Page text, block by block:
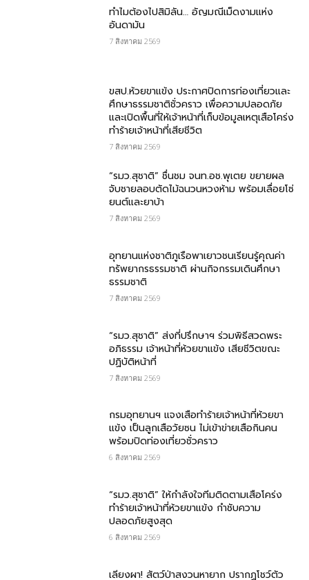
ทำไมต้องไปสิมิลัน… อัญมณีเม็ดงามแห่ง
อันดามัน
7 สิงหาคม 2569
ขสป.ห้วยขาแข้ง ประกาศปิดการท่องเที่ยวและ
ศึกษาธรรมชาติชั่วคราว เพื่อความปลอดภัย
และเปิดพื้นที่ให้เจ้าหน้าที่เก็บข้อมูลเหตุเสือโคร่ง
ทำร้ายเจ้าหน้าที่เสียชีวิต
7 สิงหาคม 2569
“รมว.สุชาติ” ชื่นชม​ จนท.อช.พุเตย​ ขยายผล
จับชายลอบตัดไม้ฉนวนหวงห้าม พร้อมเลื่อยโซ่
ยนต์และยาบ้า
7 สิงหาคม 2569
อุทยานแห่งชาติภูเรือพาเยาวชนเรียนรู้คุณค่า
ทรัพยากรธรรมชาติ ผ่านกิจกรรมเดินศึกษา
ธรรมชาติ
7 สิงหาคม 2569
“รมว.สุชาติ” ส่งที่ปรึกษาฯ ร่วมพิธีสวดพระ
อภิธรรม เจ้าหน้าที่ห้วยขาแข้ง เสียชีวิตขณะ
ปฏิบัติหน้าที่
7 สิงหาคม 2569
กรม​อุทยานฯ แจงเสือทำร้ายเจ้าหน้าที่ห้วยขา
แข้ง เป็นลูกเสือวัยซน ไม่เข้าข่ายเสือกินคน
พร้อมปิดท่องเที่ยวชั่วคราว
6 สิงหาคม 2569
“รมว.สุชาติ” ให้กำลังใจทีมติดตามเสือโคร่ง
ทำร้ายเจ้าหน้าที่ห้วยขาแข้ง กำชับความ
ปลอดภัยสูงสุด
6 สิงหาคม 2569
เลียงผา! สัตว์ป่าสงวนหายาก ปรากฏโชว์ตัว